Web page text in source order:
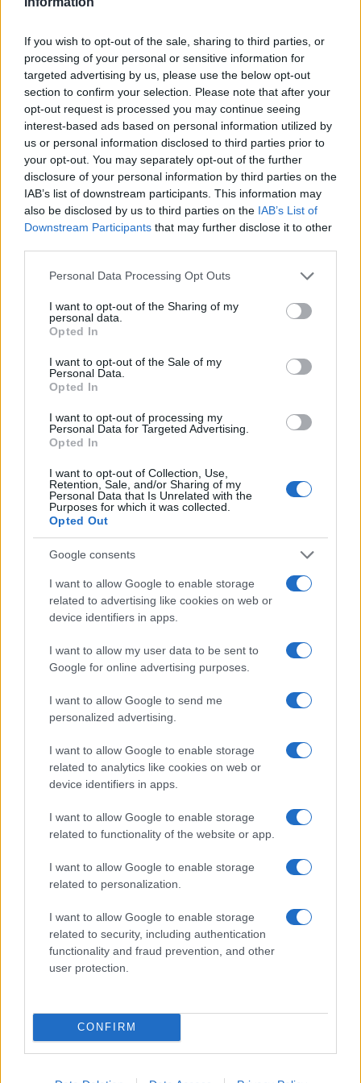
If you wish to opt-out of the sale, sharing to third parties, or
processing of your personal or sensitive information for
targeted advertising by us, please use the below opt-out
section to confirm your selection. Please note that after your
opt-out request is processed you may continue seeing
interest-based ads based on personal information utilized by
us or personal information disclosed to third parties prior to
your opt-out. You may separately opt-out of the further
disclosure of your personal information by third parties on the
IAB’s list of downstream participants. This information may
also be disclosed by us to third parties on the IAB’s List of
Downstream Participants that may further disclose it to other
Please note that this website/app uses one or more Google
not limited to your visit or usage behaviour. You may click to
grant or deny consent to Google and its third-party tags to
use your data for below specified purposes in below Google
consent section.
Personal Data Processing Opt Outs
I want to opt-out of the Sharing of my
personal data.
Opted In
I want to opt-out of the Sale of my
Personal Data.
Opted In
I want to opt-out of processing my
Personal Data for Targeted Advertising.
Opted In
I want to opt-out of Collection, Use,
Retention, Sale, and/or Sharing of my
Personal Data that Is Unrelated with the
Purposes for which it was collected.
Opted Out
Google consents
I want to allow Google to enable storage
related to advertising like cookies on web or
device identifiers in apps.
I want to allow my user data to be sent to
Google for online advertising purposes.
I want to allow Google to send me
personalized advertising.
I want to allow Google to enable storage
related to analytics like cookies on web or
device identifiers in apps.
I want to allow Google to enable storage
related to functionality of the website or app.
I want to allow Google to enable storage
related to personalization.
I want to allow Google to enable storage
related to security, including authentication
functionality and fraud prevention, and other
user protection.
CONFIRM
cliccando
Sei già abbonato?
Puoi effettuare l'accesso andando nella
sezioneLogindal menù del sito o
cliccandoqui
TEMI: Assoutenti Baja Sardinia
Caro Traghetti
Caro Voli
Caro Voli Sardegna
Estate 2024
Rincaro Traghetti
Vacanze 2024
Inviaci le tue segnalazioni,
Su WhatsApp al numero +39
345 356 7512
Entra nel canale telegram di
GalluraOggi.it
Ricevi le nostre ultime news
Condividi l'articolo
a
ce
b
o
o
k
T
w
it
te
r
Pi
n
te
re
st
W
h
at
s
A
p
p
S
h
re
Articolo precedente
Prossimo articolo
NOTIZIE RECENTI
Incendio nella notte a Olbia, a fuoco due furgoni
vigili del fuoco a Rudalza